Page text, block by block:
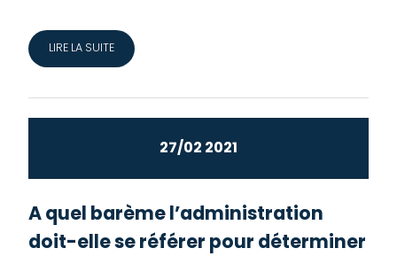
LIRE LA SUITE
27/02 2021
A quel barème l’administration
doit-elle se référer pour déterminer